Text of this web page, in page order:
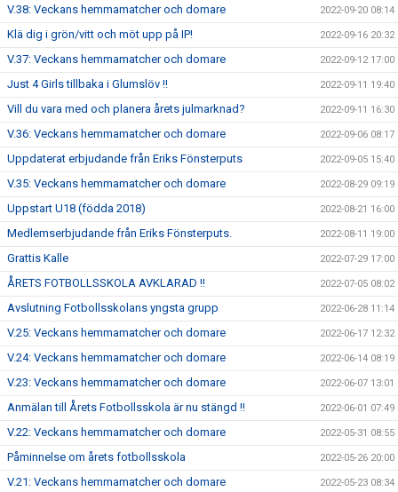
V.38: Veckans hemmamatcher och domare 2022-09-20 08:14
Klä dig i grön/vitt och möt upp på IP! 2022-09-16 20:32
V.37: Veckans hemmamatcher och domare 2022-09-12 17:00
Just 4 Girls tillbaka i Glumslöv !! 2022-09-11 19:40
Vill du vara med och planera årets julmarknad? 2022-09-11 16:30
V.36: Veckans hemmamatcher och domare 2022-09-06 08:17
Uppdaterat erbjudande från Eriks Fönsterputs 2022-09-05 15:40
V.35: Veckans hemmamatcher och domare 2022-08-29 09:19
Uppstart U18 (födda 2018) 2022-08-21 16:00
Medlemserbjudande från Eriks Fönsterputs. 2022-08-11 19:00
Grattis Kalle 2022-07-29 17:00
ÅRETS FOTBOLLSSKOLA AVKLARAD !! 2022-07-05 08:02
Avslutning Fotbollsskolans yngsta grupp 2022-06-28 11:14
V.25: Veckans hemmamatcher och domare 2022-06-17 12:32
V.24: Veckans hemmamatcher och domare 2022-06-14 08:19
V.23: Veckans hemmamatcher och domare 2022-06-07 13:01
Anmälan till Årets Fotbollsskola är nu stängd !! 2022-06-01 07:49
V.22: Veckans hemmamatcher och domare 2022-05-31 08:55
Påminnelse om årets fotbollsskola 2022-05-26 20:00
V.21: Veckans hemmamatcher och domare 2022-05-23 08:34